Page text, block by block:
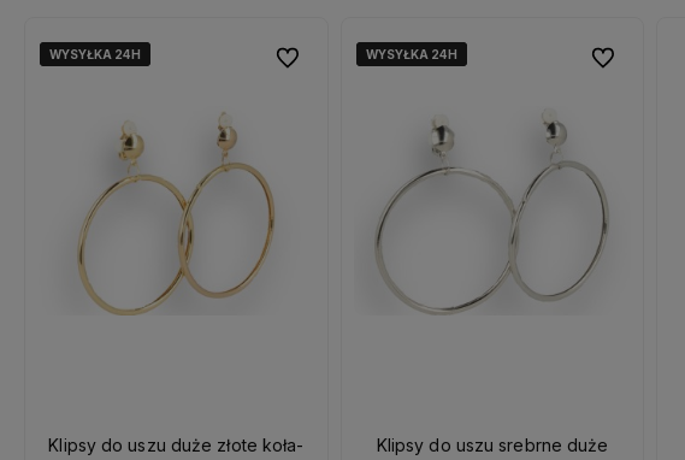
WYSYŁKA 24H
WYSYŁKA 24H
WYSYŁKA 24H
Klipsy do uszu duże złote koła-
Do ulubionychWYSYŁKA 24H
WYSYŁKA 24H
WYSYŁKA 24H
Klipsy do uszu srebrne duże
Do ulubionych